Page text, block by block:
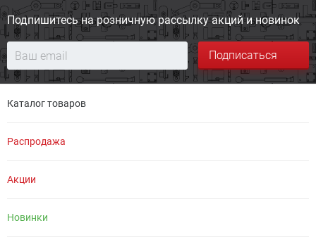
Подпишитесь на розничную рассылку акций и новинок
Подписаться
Каталог товаров
Распродажа
Акции
Новинки